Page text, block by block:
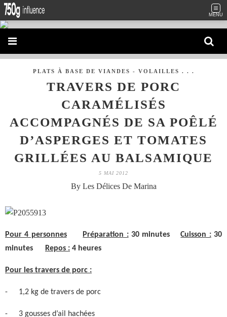
MENU
PLATS À BASE DE VIANDES - VOLAILLES . . .
TRAVERS DE PORC
CARAMÉLISÉS
ACCOMPAGNÉS DE SA POÊLÉ
D’ASPERGES ET TOMATES
GRILLÉES AU BALSAMIQUE
5 MAI 2012
By Les Délices De Marina
Pour 4 personnes Préparation :30 minutes Cuisson :30
minutes
Repos : 4 heures
Pour les travers de porc :
- 1,2 kg de travers de porc
- 3 gousses d’ail hachées